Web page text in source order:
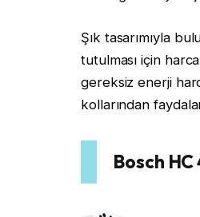
Şık tasarımıyla
tutulması için
gereksiz enerji
kollarından
Bosch